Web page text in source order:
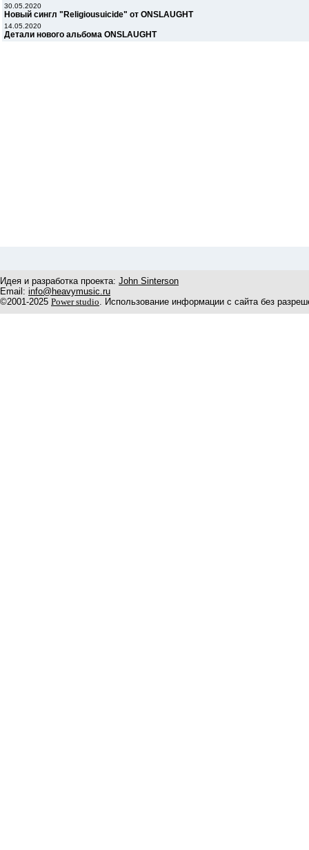
30.05.2020
Новый сингл "Religiousuicide" от ONSLAUGHT
14.05.2020
Детали нового альбома ONSLAUGHT
Идея и разработка проекта: John Sinterson
Email: info@heavymusic.ru
©2001-2025 Power studio. Использование информации с сайта без